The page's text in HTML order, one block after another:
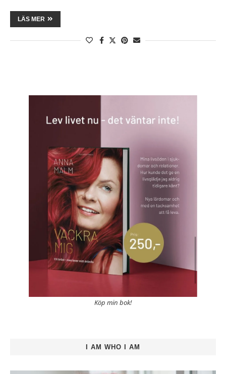
LÄS MER
Köp min bok!
I AM WHO I AM